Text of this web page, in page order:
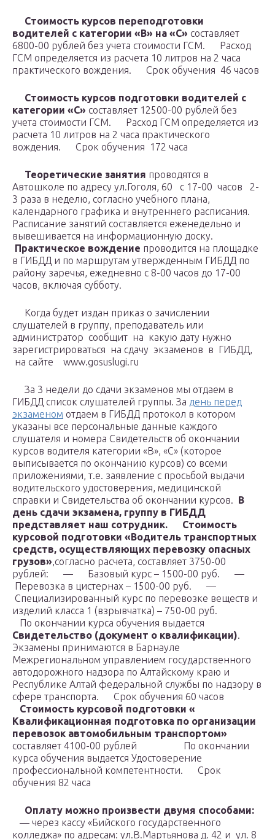
Стоимость курсов переподготовки
водителей с категории «В» на «С» составляет
6800-00 рублей без учета стоимости ГСМ.
Расход
ГСМ определяется из расчета 10 литров на 2 часа
практического вождения.
Срок обучения 46 часов
Стоимость курсов подготовки водителей с
категории «С» составляет 12500-00 рублей без
учета стоимости ГСМ.
Расход ГСМ определяется из
расчета 10 литров на 2 часа практического
вождения.
Срок обучения 172 часа
Теоретические занятия проводятся в
Автошколе по адресу ул.Гоголя, 60 с 17-00 часов 2-
3 раза в неделю, согласно учебного плана,
календарного графика и внутреннего расписания.
Расписание занятий составляется еженедельно и
вывешивается на информационную доску.
Практическое вождение проводится на площадке
в ГИБДД и по маршрутам утвержденным ГИБДД по
району заречья, ежедневно с 8-00 часов до 17-00
часов, включая субботу.
Когда будет издан приказ о зачислении
слушателей в группу, преподаватель или
администратор сообщит на какую дату нужно
зарегистрироваться на сдачу экзаменов в ГИБДД,
на сайте www.gosuslugi.ru
За 3 недели до сдачи экзаменов мы отдаем в
ГИБДД список слушателей группы. За день перед
экзаменом отдаем в ГИБДД протокол в котором
указаны все персональные данные каждого
слушателя и номера Свидетельств об окончании
курсов водителя категории «В», «С» (которое
выписывается по окончанию курсов) со всеми
приложениями, т.е. заявление с просьбой выдачи
водительского удостоверения, медицинской
справки и Свидетельства об окончании курсов. В
день сдачи экзамена, группу в ГИБДД
представляет наш сотрудник.
Стоимость
курсовой подготовки «Водитель транспортных
средств, осуществляющих перевозку опасных
грузов»,согласно расчета, составляет 3750-00
рублей:
— Базовый курс – 1500-00 руб.
—
Перевозка в цистернах – 1500-00 руб.
—
Специализированный курс по перевозке веществ и
изделий класса 1 (взрывчатка) – 750-00 руб.
По окончании курса обучения выдается
Свидетельство (документ о квалификации).
Экзамены принимаются в Барнауле
Межрегиональном управлением государственного
автодорожного надзора по Алтайскому краю и
Республике Алтай федеральной службы по надзору в
сфере транспорта.
Срок обучения 60 часов
Стоимость курсовой подготовки «
Квалификационная подготовка по организации
перевозок автомобильным транспортом»
составляет 4100-00 рублей
По окончании
курса обучения выдается Удостоверение
профессиональной компетентности.
Срок
обучения 82 часа
Оплату можно произвести двумя способами:
— через кассу «Бийского государственного
колледжа» по адресам: ул.В.Мартьянова д. 42 и ул. 8